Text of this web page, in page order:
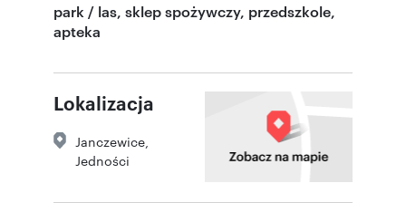
park / las, sklep spożywczy, przedszkole,
apteka
Lokalizacja
Janczewice,
Jedności